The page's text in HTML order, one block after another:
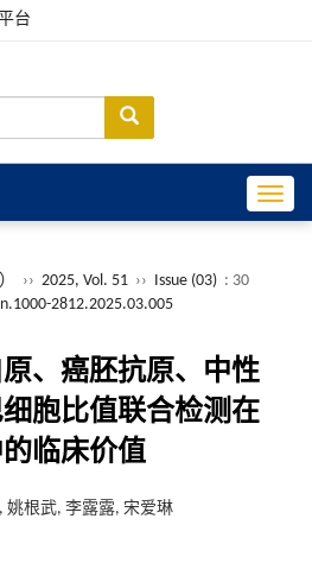
台
›› 2025, Vol. 51 ›› Issue (03) : 30
2812.2025.03.005
、癌胚抗原、中性
胞比值联合检测在
临床价值
姚根武, 李露露, 宋爱琳